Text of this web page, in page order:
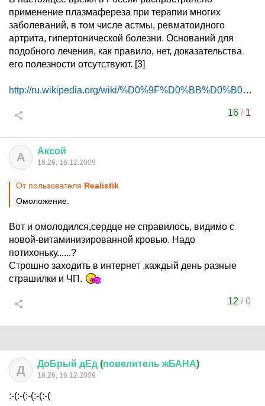
применение плазмафереза при терапии многих
заболеваний, в том числе астмы, ревматоидного
артрита, гипертонической болезни. Оснований для
подобного лечения, как правило, нет, доказательства
его полезности отсутствуют. [3]
http://ru.wikipedia.org/wiki/%D0%9F%D0%BB%D0%B0%D0...
16 / 1
А Аксой
16:26, 16.12.2009
От пользователя Realistik
Омоложение.
Вот и омолодился,сердце не справилось, видимо с
новой-витаминизированной кровью. Надо
потихоньку......?
Строшно заходить в интернет ,каждый день разные
страшилки и ЧП.
12 /0
Д ДоБрый дЕд (повелитель жБАНА)
16:26, 16.12.2009
:-(:-(:-(:-(:-(